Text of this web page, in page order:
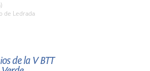
de Ledrada
de la V BTT